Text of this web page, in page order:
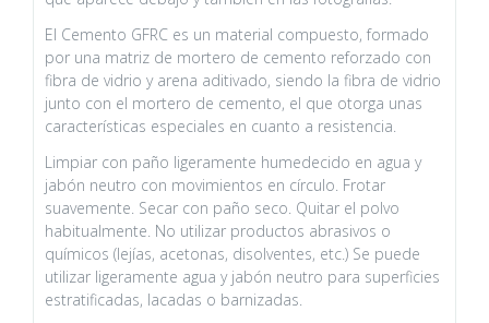
El Cemento GFRC es un material compuesto, formado
por una matriz de mortero de cemento reforzado con
fibra de vidrio y arena aditivado, siendo la fibra de vidrio
junto con el mortero de cemento, el que otorga unas
características especiales en cuanto a resistencia.
Limpiar con paño ligeramente humedecido en agua y
jabón neutro con movimientos en círculo. Frotar
suavemente. Secar con paño seco. Quitar el polvo
habitualmente. No utilizar productos abrasivos o
químicos (lejías, acetonas, disolventes, etc.) Se puede
utilizar ligeramente agua y jabón neutro para superficies
estratificadas, lacadas o barnizadas.